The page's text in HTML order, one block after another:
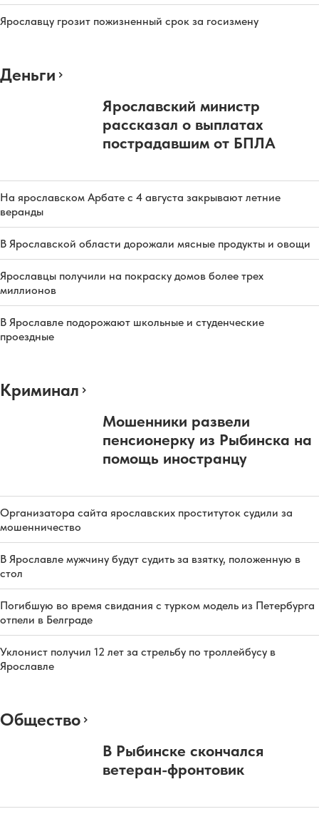
Ярославцу грозит пожизненный срок за госизмену
Деньги
Ярославский министр
рассказал о выплатах
пострадавшим от БПЛА
На ярославском Арбате с 4 августа закрывают летние
веранды
В Ярославской области дорожали мясные продукты и овощи
Ярославцы получили на покраску домов более трех
миллионов
В Ярославле подорожают школьные и студенческие
проездные
Криминал
Мошенники развели
пенсионерку из Рыбинска на
помощь иностранцу
Организатора сайта ярославских проституток судили за
мошенничество
В Ярославле мужчину будут судить за взятку, положенную в
стол
Погибшую во время свидания с турком модель из Петербурга
отпели в Белграде
Уклонист получил 12 лет за стрельбу по троллейбусу в
Ярославле
Общество
В Рыбинске скончался
ветеран-фронтовик